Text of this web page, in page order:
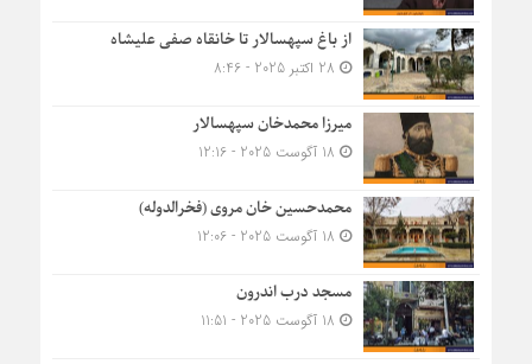
از باغ سپهسالار تا خانقاه صفی علیشاه
میرزا محمدخان سپهسالار
محمدحسین خان مروی (فخرالدوله)
مسجد درب اندرون